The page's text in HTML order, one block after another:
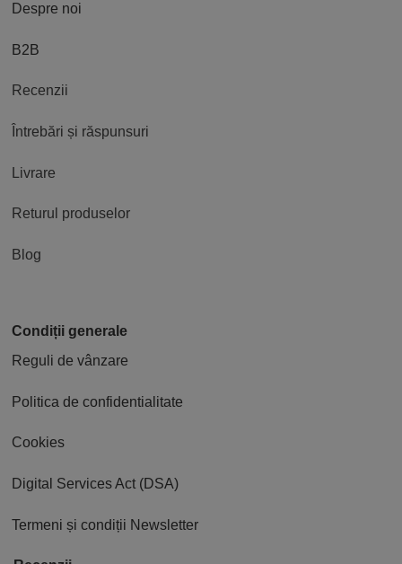
Despre noi
B2B
Recenzii
Întrebări și răspunsuri
Livrare
Returul produselor
Blog
Condiții generale
Reguli de vânzare
Politica de confidentialitate
Cookies
Digital Services Act (DSA)
Termeni și condiții Newsletter